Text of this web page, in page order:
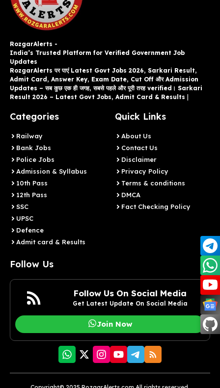
RozgarAlerts -
India’s Trusted Platform for Verified Government Job
Updates
RozgarAlerts पर पाएं Latest Govt Jobs 2026, Sarkari Result,
Admit Card, Answer Key, Exam Date, Cut Off और Admission
Updates – सब कुछ एक ही जगह, सबसे पहले और पूरी तरह verified। Sarkari
Result 2026 – Latest Govt Jobs, Admit Card & Results
Categories
Railway
Bank Jobs
Police Jobs
Admission & Syllabus
10th Pass
12th Pass
SSC
UPSC
Defence
Admit card & Results
Quick Links
About Us
Contact Us
Disclaimer
Privacy Policy
Terms & conditions
DMCA
Fact Checking Policy
Follow Us
Follow Us On Social Media
Get Latest Update On Social Media
Join Now